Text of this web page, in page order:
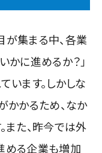
集まる中、各業
かに進めるか？」
います。しかしな
かかるため、なか
また、昨今では外
める企業も増加